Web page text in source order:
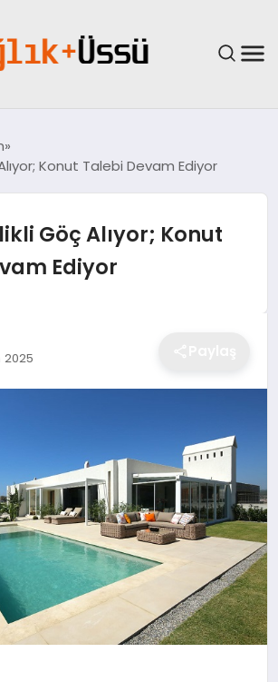
Konut Talebi Devam Ediyor
Göç Alıyor; Konut
Ediyor
2025